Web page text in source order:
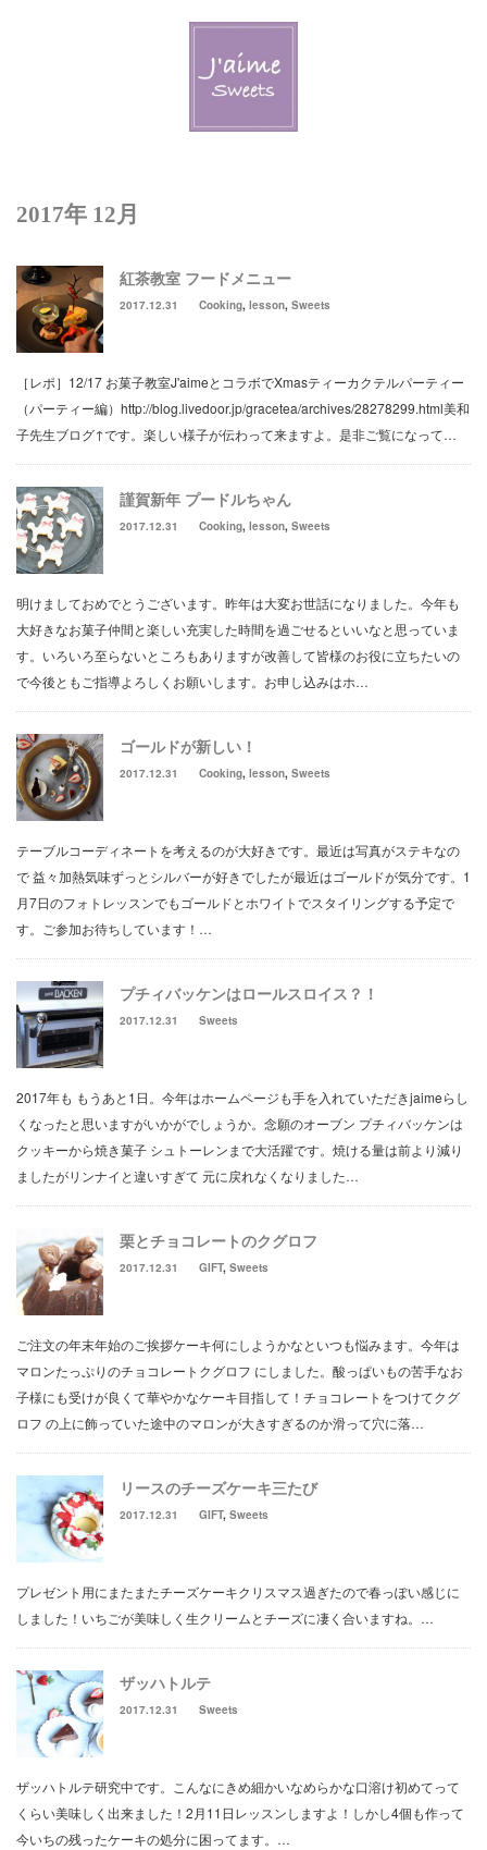
2017年 12月
紅茶教室 フードメニュー
2017.12.31 Cooking, lesson, Sweets
［レポ］12/17 お菓子教室J'aimeとコラボでXmasティーカクテルパーティー
（パーティー編）http://blog.livedoor.jp/gracetea/archives/28278299.html美和
子先生ブログ↑です。楽しい様子が伝わって来ますよ。是非ご覧になって…
謹賀新年 プードルちゃん
2017.12.31 Cooking, lesson, Sweets
明けましておめでとうございます。昨年は大変お世話になりました。今年も
大好きなお菓子仲間と楽しい充実した時間を過ごせるといいなと思っていま
す。いろいろ至らないところもありますが改善して皆様のお役に立ちたいの
で今後ともご指導よろしくお願いします。お申し込みはホ…
ゴールドが新しい！
2017.12.31 Cooking, lesson, Sweets
テーブルコーディネートを考えるのが大好きです。最近は写真がステキなの
で 益々加熱気味ずっとシルバーが好きでしたが最近はゴールドが気分です。1
月7日のフォトレッスンでもゴールドとホワイトでスタイリングする予定で
す。ご参加お待ちしています！…
プチィバッケンはロールスロイス？！
2017.12.31 Sweets
2017年も もうあと1日。今年はホームページも手を入れていただきjaimeらし
くなったと思いますがいかがでしょうか。念願のオーブン プチィバッケンは
クッキーから焼き菓子 シュトーレンまで大活躍です。焼ける量は前より減り
ましたがリンナイと違いすぎて 元に戻れなくなりました…
栗とチョコレートのクグロフ
2017.12.31 GIFT, Sweets
ご注文の年末年始のご挨拶ケーキ何にしようかなといつも悩みます。今年は
マロンたっぷりのチョコレートクグロフ にしました。酸っぱいもの苦手なお
子様にも受けが良くて華やかなケーキ目指して！チョコレートをつけてクグ
ロフ の上に飾っていた途中のマロンが大きすぎるのか滑って穴に落…
リースのチーズケーキ三たび
2017.12.31 GIFT, Sweets
プレゼント用にまたまたチーズケーキクリスマス過ぎたので春っぽい感じに
しました！いちごが美味しく生クリームとチーズに凄く合いますね。…
ザッハトルテ
2017.12.31 Sweets
ザッハトルテ研究中です。こんなにきめ細かいなめらかな口溶け初めてって
くらい美味しく出来ました！2月11日レッスンしますよ！しかし4個も作って
今いちの残ったケーキの処分に困ってます。…
Lesson & Event
J’aime Blog
Contact Us
New! J’aime Deliのページ